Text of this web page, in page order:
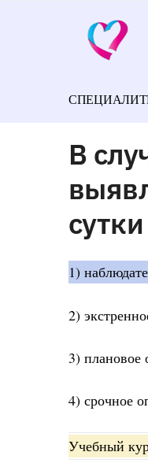
В
1)
2)
3) плановое
4) срочное
Учебный